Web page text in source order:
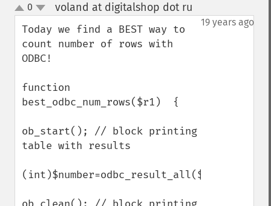
up
down
0 voland at digitalshop dot ru
19 years ago
Today we find a BEST way to
count number of rows with
ODBC!
function
best_odbc_num_rows($r1)  {
ob_start(); // block printing
table with results
(int)$number=odbc_result_all($r1);